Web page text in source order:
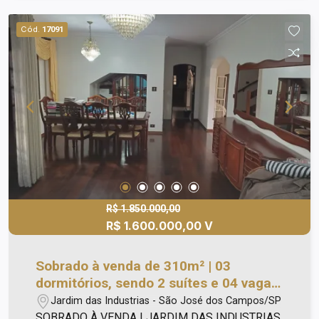
lateral, garagem para 04 carros + jardim; - 02
corredores laterais. - Edícula com: - 02 quartos; -
01 banheiro; - Lavanderia; - Área para
churrasqueira. Agende uma visita!
Cód. 17091
R$ 1.850.000,00
R$ 1.600.000,00 V
Sobrado à venda de 310m² | 03
dormitórios, sendo 2 suítes e 04 vagas
de garagem | Jardim das Industrias |
Jardim das Industrias - São José dos Campos/SP